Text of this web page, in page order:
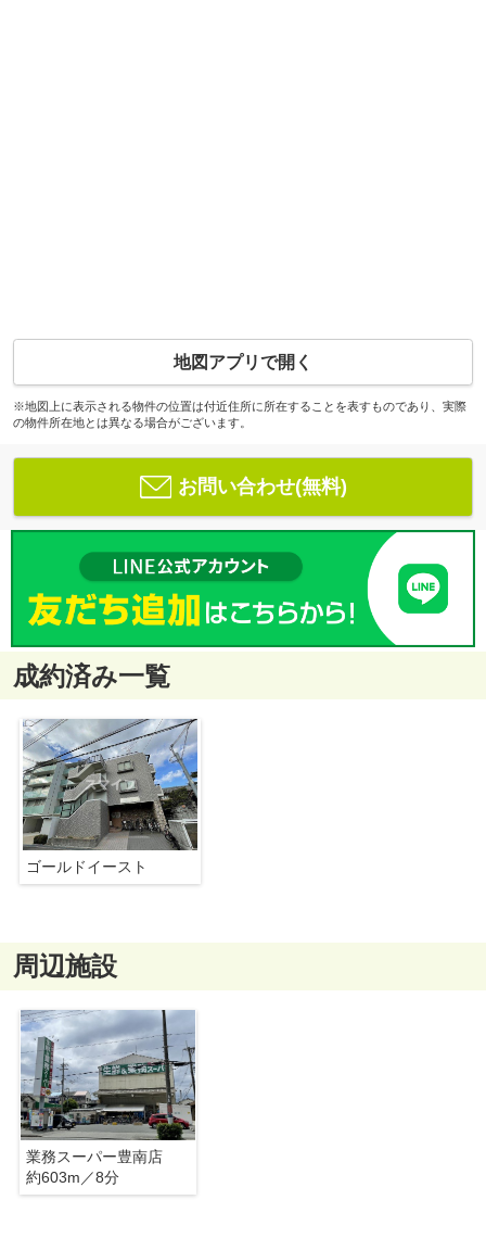
地図アプリで開く
※地図上に表示される物件の位置は付近住所に所在することを表すものであり、実際
の物件所在地とは異なる場合がございます。
お問い合わせ(無料)
成約済み一覧
ゴールドイースト
周辺施設
業務スーパー豊南店
約603m／8分